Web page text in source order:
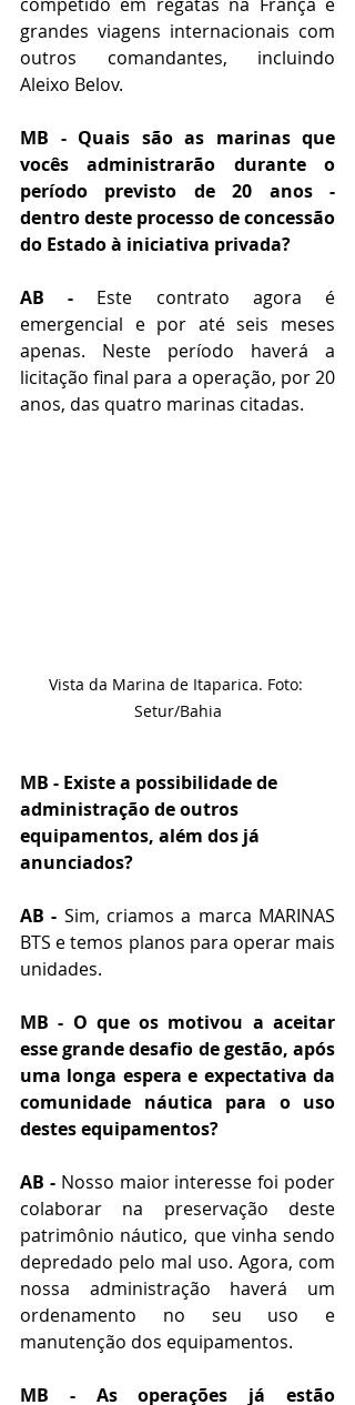
grandes viagens internacionais com
outros comandantes, incluindo
Aleixo Belov.
MB - Quais são as marinas que
vocês administrarão durante o
período previsto de 20 anos -
dentro deste processo de concessão
do Estado à iniciativa privada?
AB - Este contrato agora é
emergencial e por até seis meses
apenas. Neste período haverá a
licitação final para a operação, por 20
anos, das quatro marinas citadas.
Vista da Marina de Itaparica. Foto:
Setur/Bahia
MB - Existe a possibilidade de
administração de outros
equipamentos, além dos já
anunciados?
AB - Sim, criamos a marca MARINAS
BTS e temos planos para operar mais
unidades.
MB - O que os motivou a aceitar
esse grande desafio de gestão, após
uma longa espera e expectativa da
comunidade náutica para o uso
destes equipamentos?
AB - Nosso maior interesse foi poder
colaborar na preservação deste
patrimônio náutico, que vinha sendo
depredado pelo mal uso. Agora, com
nossa administração haverá um
ordenamento no seu uso e
manutenção dos equipamentos.
MB - As operações já estão